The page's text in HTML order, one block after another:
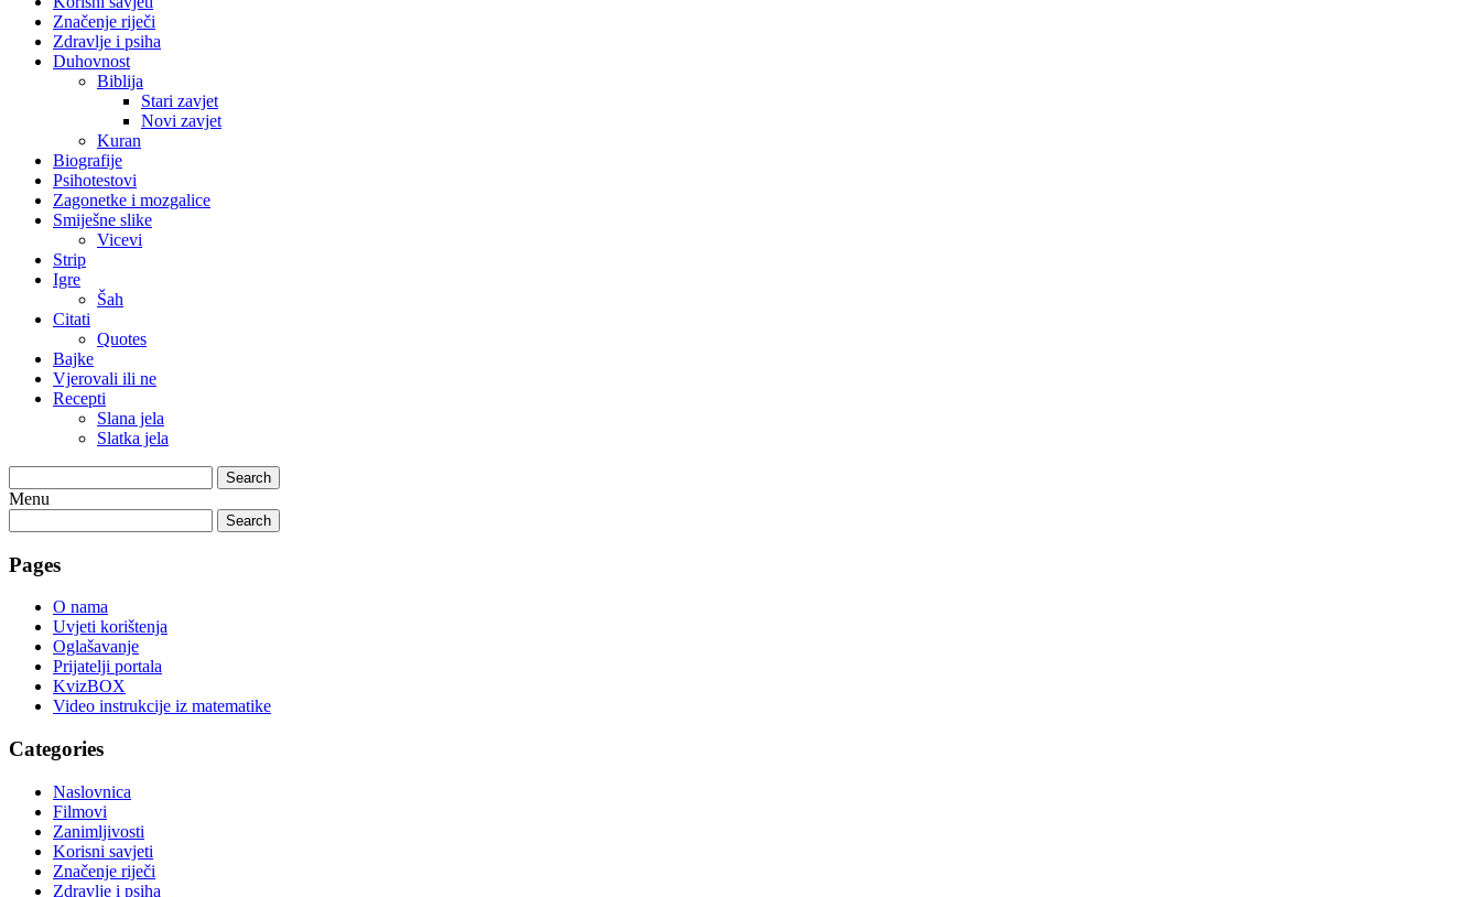
Značenje riječi
Zdravlje i psiha
Duhovnost
Biblija
Stari zavjet
Novi zavjet
Kuran
Biografije
Psihotestovi
Zagonetke i mozgalice
Smiješne slike
Vicevi
Strip
Igre
Šah
Citati
Quotes
Bajke
Vjerovali ili ne
Recepti
Slana jela
Slatka jela
Search
Menu
Search
Pages
O nama
Uvjeti korištenja
Oglašavanje
Prijatelji portala
KvizBOX
Video instrukcije iz matematike
Categories
Naslovnica
Filmovi
Zanimljivosti
Korisni savjeti
Značenje riječi
Zdravlje i psiha